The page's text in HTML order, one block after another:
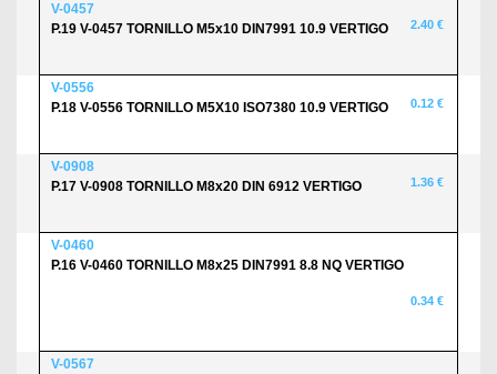
V-0457
P.19 V-0457 TORNILLO M5x10 DIN7991 10.9 VERTIGO
2.40 €
V-0556
P.18 V-0556 TORNILLO M5X10 ISO7380 10.9 VERTIGO
0.12 €
V-0908
P.17 V-0908 TORNILLO M8x20 DIN 6912 VERTIGO
1.36 €
V-0460
P.16 V-0460 TORNILLO M8x25 DIN7991 8.8 NQ VERTIGO
0.34 €
V-0567